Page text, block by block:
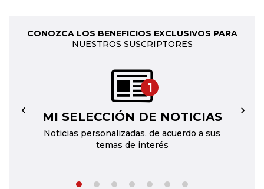
CONOZCA LOS BENEFICIOS EXCLUSIVOS PARA
NUESTROS SUSCRIPTORES
1
MI SELECCIÓN DE NOTICIAS
Noticias personalizadas, de acuerdo a sus
temas de interés
← →